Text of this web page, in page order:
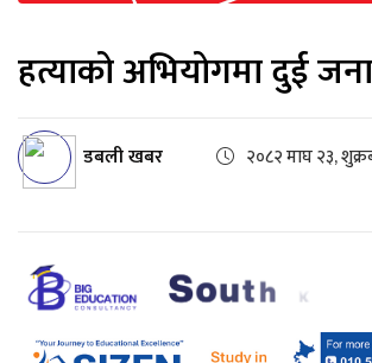
हत्याको अभियोगमा दुई
डबली खबर २०८२ माघ २३,